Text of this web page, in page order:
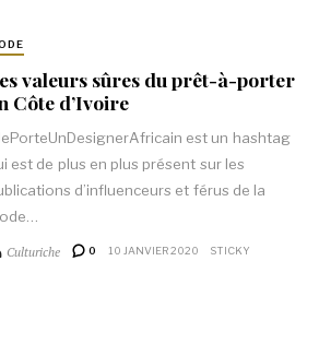
valeurs sûres du prêt-à-porter
Côte d’Ivoire
est un hashtag
est de plus en plus présent sur les
d’influenceurs et férus de la
Culturiche 0 10 JANVIER 2020 STICKY